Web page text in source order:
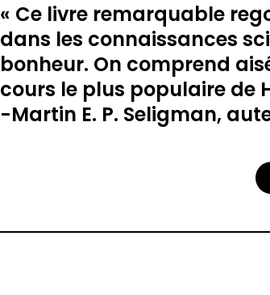
« Ce livre remarquable
dans les connaissances
bonheur. On comprend
cours le plus populaire de
-Martin E. P. Seligman,